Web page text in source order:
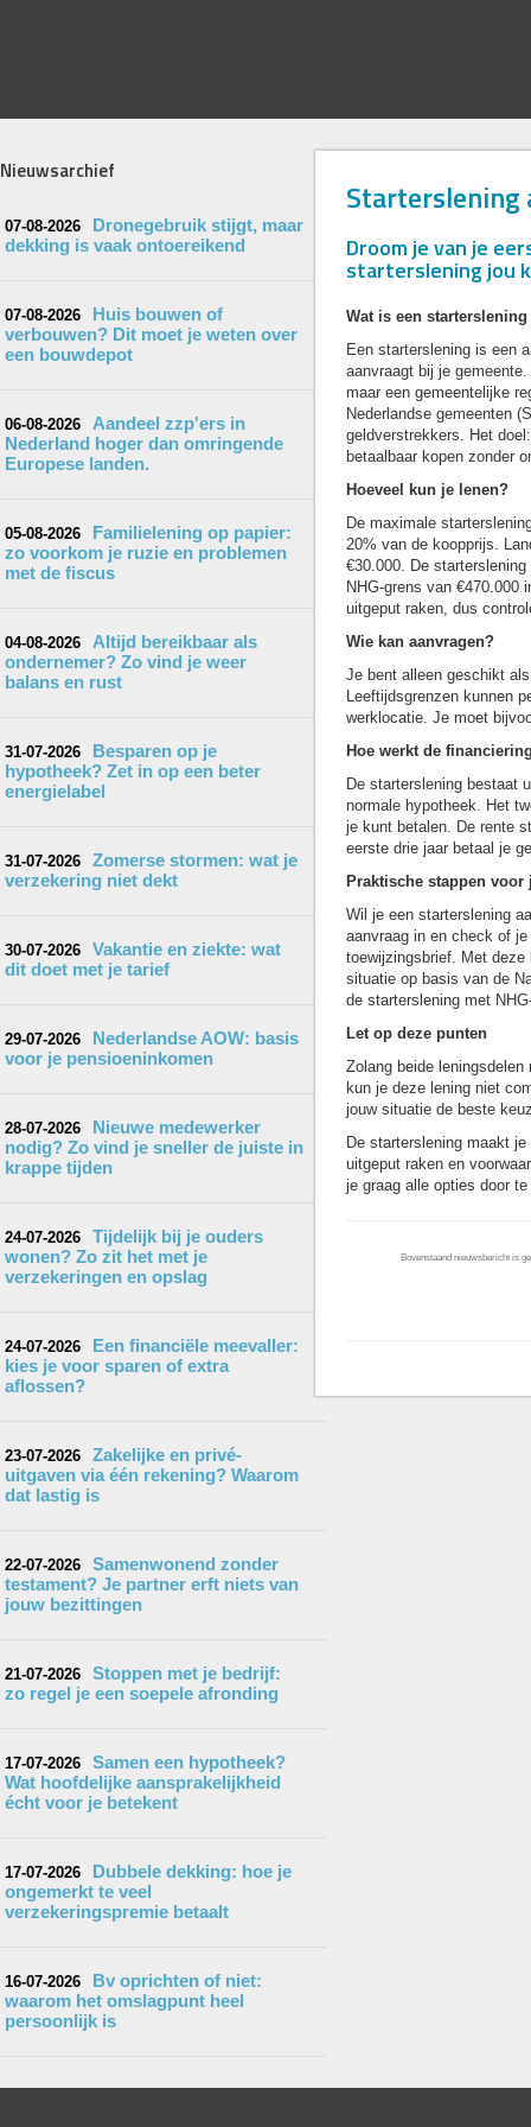
Nieuwsarchief
07-08-2026
Dronegebruik stijgt, maar
dekking is vaak ontoereikend
07-08-2026
Huis bouwen of
verbouwen? Dit moet je weten over
een bouwdepot
06-08-2026
Aandeel zzp'ers in
Nederland hoger dan omringende
Europese landen.
05-08-2026
Familielening op papier:
zo voorkom je ruzie en problemen
met de fiscus
04-08-2026
Altijd bereikbaar als
ondernemer? Zo vind je weer
balans en rust
31-07-2026
Besparen op je
hypotheek? Zet in op een beter
energielabel
31-07-2026
Zomerse stormen: wat je
verzekering niet dekt
30-07-2026
Vakantie en ziekte: wat
dit doet met je tarief
29-07-2026
Nederlandse AOW: basis
voor je pensioeninkomen
28-07-2026
Nieuwe medewerker
nodig? Zo vind je sneller de juiste in
krappe tijden
24-07-2026
Tijdelijk bij je ouders
wonen? Zo zit het met je
verzekeringen en opslag
24-07-2026
Een financiële meevaller:
kies je voor sparen of extra
aflossen?
23-07-2026
Zakelijke en privé-
uitgaven via één rekening? Waarom
dat lastig is
22-07-2026
Samenwonend zonder
testament? Je partner erft niets van
jouw bezittingen
21-07-2026
Stoppen met je bedrijf:
zo regel je een soepele afronding
17-07-2026
Samen een hypotheek?
Wat hoofdelijke aansprakelijkheid
écht voor je betekent
17-07-2026
Dubbele dekking: hoe je
ongemerkt te veel
verzekeringspremie betaalt
16-07-2026
Bv oprichten of niet:
waarom het omslagpunt heel
persoonlijk is
Starterslening
Droom je van je
starterslening jou
Wat is een
Een starterslening is een
aanvraagt bij je
maar een gemeentelijke
Nederlandse gemeenten
geldverstrekkers. Het
betaalbaar kopen zonder
Hoeveel kun je lenen?
De maximale
20% van de koopprijs.
€30.000. De
NHG-grens van €470.000
uitgeput raken, dus
Wie kan aanvragen?
Je bent alleen geschikt
Leeftijdsgrenzen kunnen
werklocatie. Je moet
Hoe werkt de
De starterslening bestaat
normale hypotheek. Het
je kunt betalen. De rente
eerste drie jaar betaal je
Praktische stappen voor
Wil je een starterslening
aanvraag in en check of
toewijzingsbrief. Met
situatie op basis van de
de starterslening met
Let op deze punten
Zolang beide
kun je deze lening niet
jouw situatie de beste
De starterslening maakt
uitgeput raken en
je graag alle opties door
Bovenstaand nieuwsbericht is